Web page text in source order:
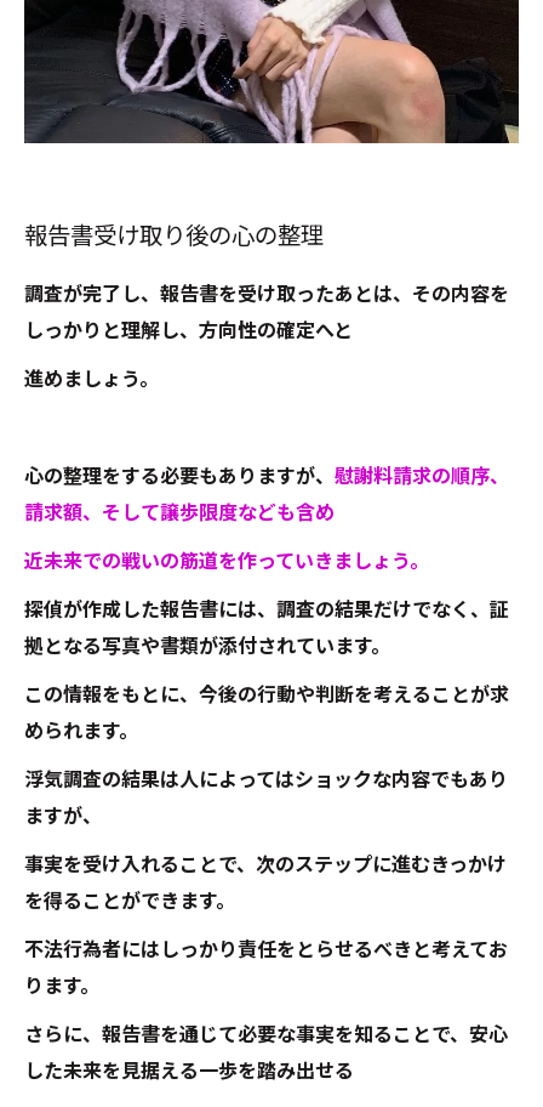
報告書受け取り後の心の整理
調査が完了し、報告書を受け取ったあとは、その内容を
しっかりと理解し、方向性の確定へと
進めましょう。
心の整理をする必要もありますが、 慰謝料請求の順序、
請求額、そして譲歩限度なども含め
近未来での戦いの筋道を作っていきましょう。
探偵が作成した報告書には、調査の結果だけでなく、証
拠となる写真や書類が添付されています。
この情報をもとに、今後の行動や判断を考えることが求
められます。
浮気調査の結果は人によってはショックな内容でもあり
ますが、
事実を受け入れることで、次のステップに進むきっかけ
を得ることができます。
不法行為者にはしっかり責任をとらせるべきと考えてお
ります。
さらに、報告書を通じて必要な事実を知ることで、安心
した未来を見据える一歩を踏み出せる